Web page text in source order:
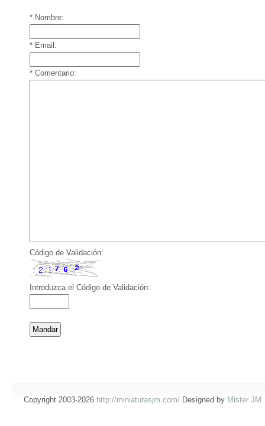
* Nombre:
* Email:
* Comentario:
Código de Validación:
Introduzca el Código de Validación:
Copyright 2003-2026 http://miniaturasjm.com/ Designed by Mister JM